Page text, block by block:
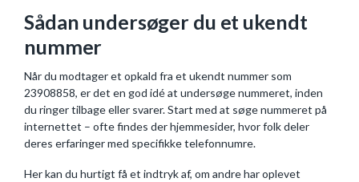
Sådan undersøger du et ukendt
nummer
Når du modtager et opkald fra et ukendt nummer som
23908858, er det en god idé at undersøge nummeret, inden
du ringer tilbage eller svarer. Start med at søge nummeret på
internettet – ofte findes der hjemmesider, hvor folk deler
deres erfaringer med specifikke telefonnumre.
Her kan du hurtigt få et indtryk af, om andre har oplevet